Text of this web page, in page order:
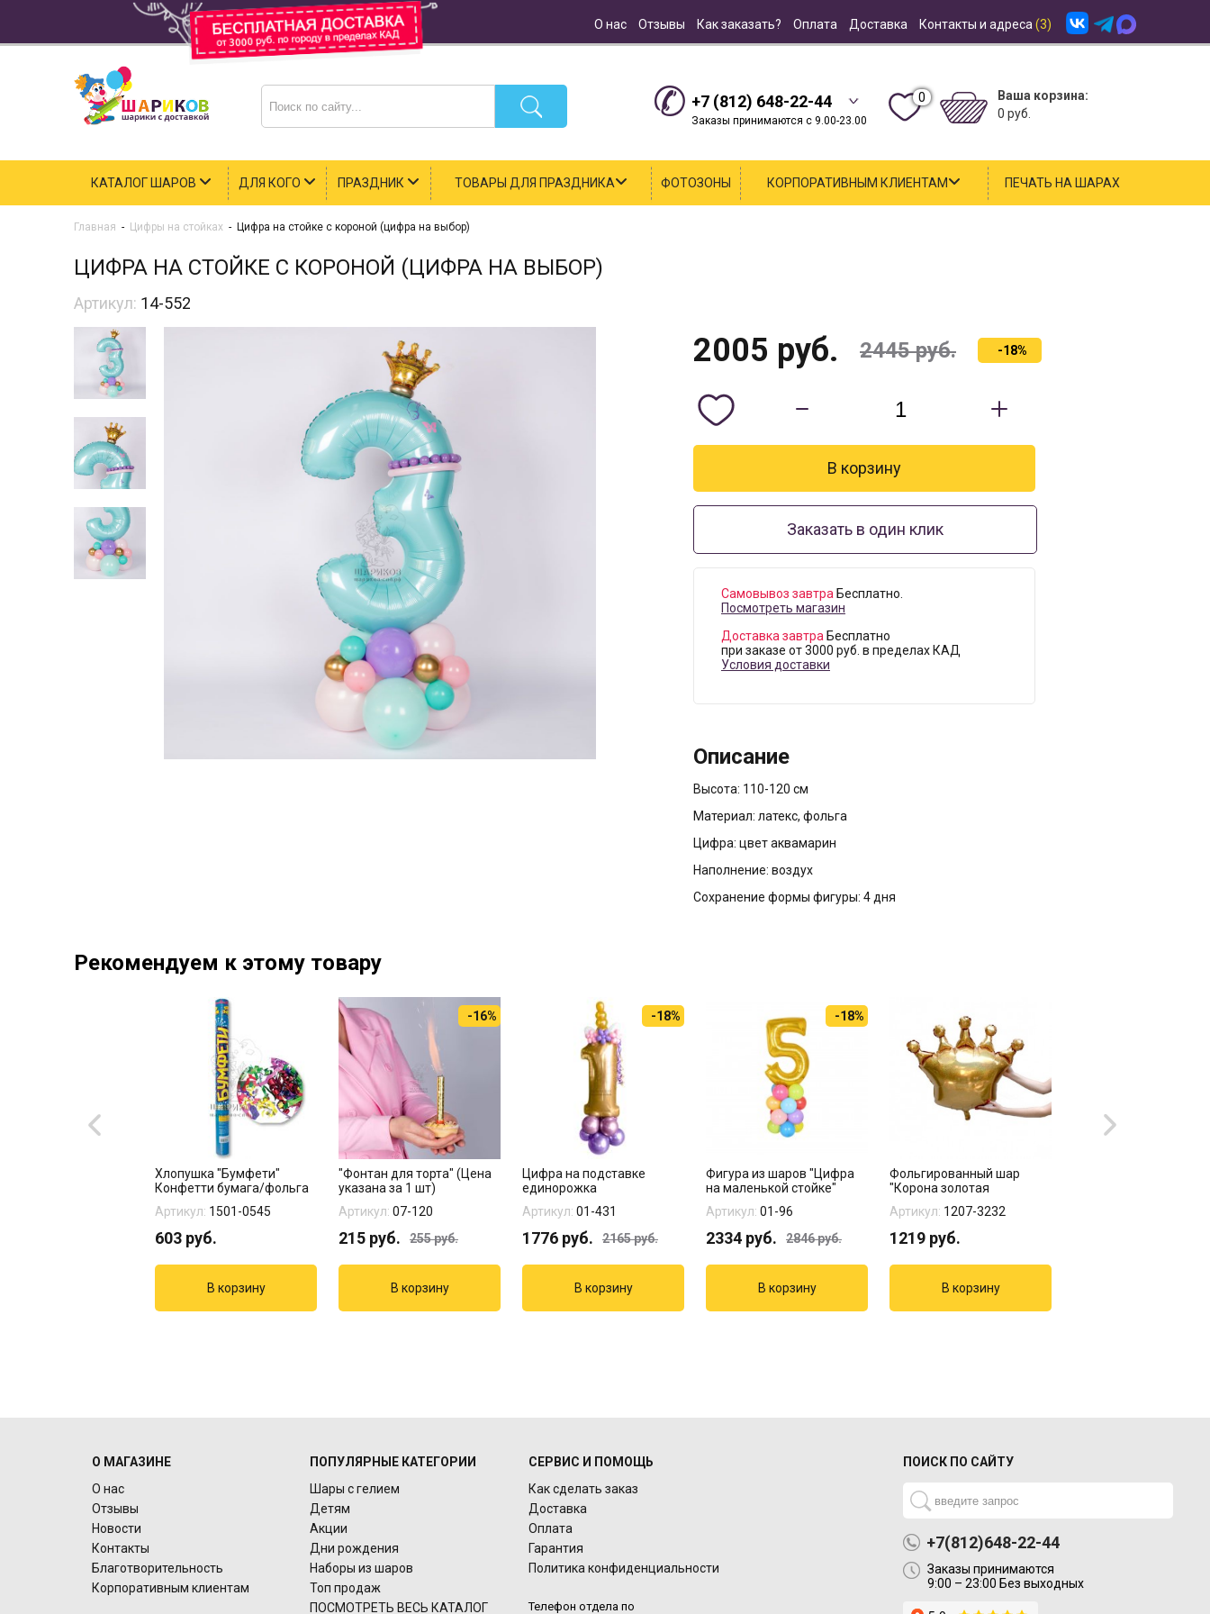
О нас Отзывы Как заказать? Оплата Доставка Контакты и адреса (3)
+7 (812) 648-22-44
Заказы принимаются с 9.00-23.00
0
Ваша корзина:
0 руб.
КАТАЛОГ ШАРОВ ДЛЯ КОГО ПРАЗДНИК ТОВАРЫ ДЛЯ ПРАЗДНИКА ФОТОЗОНЫ КОРПОРАТИВНЫМ КЛИЕНТАМ ПЕЧАТЬ НА ШАРАХ
Главная - Цифры на стойках - Цифра на стойке с короной (цифра на выбор)
ЦИФРА НА СТОЙКЕ С КОРОНОЙ (ЦИФРА НА ВЫБОР)
Артикул: 14-552
2005 руб. 2445руб. -18%
Заказать в один клик
Самовывоз завтра Бесплатно.
Посмотреть магазин
Доставка завтра Бесплатно
при заказе от 3000 руб. в пределах КАД
Условия доставки
Описание
Высота: 110-120 см
Материал: латекс, фольга
Цифра: цвет аквамарин
Наполнение: воздух
Сохранение формы фигуры: 4 дня
Рекомендуем к этому товару
Хлопушка "Бумфети"
Конфетти бумага/фольга
Артикул: 1501-0545
603 руб.
-16%
"Фонтан для торта" (Цена
указана за 1 шт)
Артикул: 07-120
215 руб. 255руб.
-18%
Цифра на подставке
единорожка
Артикул: 01-431
1776 руб. 2165руб.
-18%
Фигура из шаров "Цифра
на маленькой стойке"
Артикул: 01-96
2334 руб. 2846руб.
Фольгированный шар
"Корона золотая
Артикул: 1207-3232
1219 руб.
О МАГАЗИНЕ
О нас
Отзывы
Новости
Контакты
Благотворительность
Корпоративным клиентам
ПОПУЛЯРНЫЕ КАТЕГОРИИ
Шары с гелием
Детям
Акции
Дни рождения
Наборы из шаров
Топ продаж
ПОСМОТРЕТЬ ВЕСЬ КАТАЛОГ
СЕРВИС И ПОМОЩЬ
Как сделать заказ
Доставка
Оплата
Гарантия
Политика конфиденциальности
Телефон отдела по
ПОИСК ПО САЙТУ
+7(812)648-22-44
Заказы принимаются
9:00 – 23:00 Без выходных